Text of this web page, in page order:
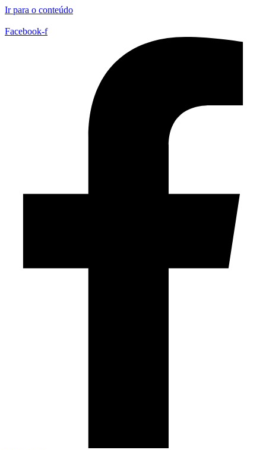
Ir para o conteúdo
Facebook-f